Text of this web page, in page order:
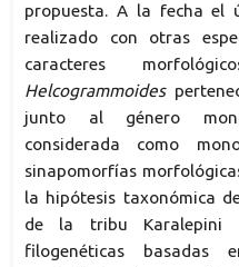
propuesta. A la fecha el
realizado con otras
caracteres
Helcogrammoides
junto al género
considerada como
sinapomorfías
la hipótesis taxonómica
de la tribu Karalepini
filogenéticas basadas